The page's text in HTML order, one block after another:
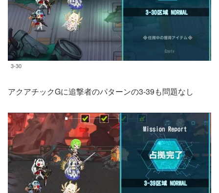
3-30
アクアチックGに追撃者のパターンの3-39も問題なし